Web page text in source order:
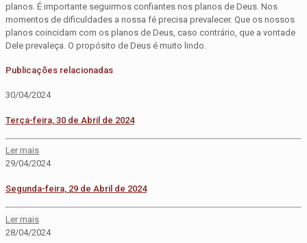
planos. É importante seguirmos confiantes nos planos de Deus. Nos
momentos de dificuldades a nossa fé precisa prevalecer. Que os nossos
planos coincidam com os planos de Deus, caso contrário, que a vontade
Dele prevaleça. O propósito de Deus é muito lindo.
Publicações relacionadas
30/04/2024
Terça-feira, 30 de Abril de 2024
Ler mais
29/04/2024
Segunda-feira, 29 de Abril de 2024
Ler mais
28/04/2024